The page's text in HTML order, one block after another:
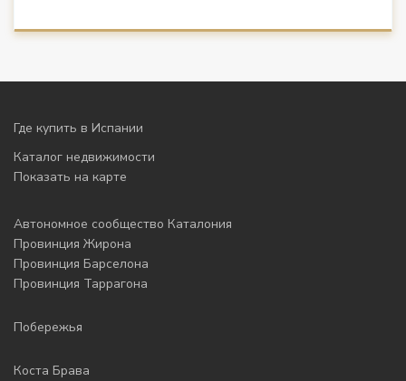
Где купить в Испании
Каталог недвижимости
Показать на карте
Автономное сообщество Каталония
Провинция Жирона
Провинция Барселона
Провинция Таррагона
Побережья
Коста Брава